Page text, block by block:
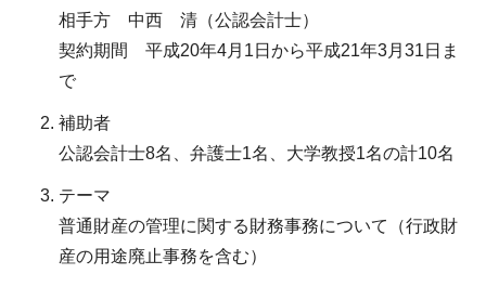
相手方 中西 清（公認会計士）
契約期間 平成20年4月1日から平成21年3月31日ま
で
補助者
公認会計士8名、弁護士1名、大学教授1名の計10名
テーマ
普通財産の管理に関する財務事務について（行政財
産の用途廃止事務を含む）